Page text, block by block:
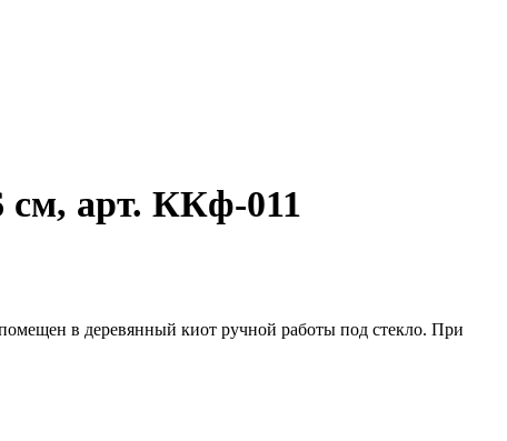
см, арт. ККф-011
в деревянный киот ручной работы под стекло. При